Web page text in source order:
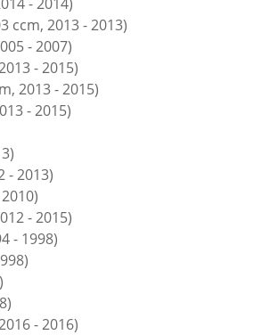
ccm, 2013 - 2013)
- 2007)
- 2015)
2013 - 2015)
- 2015)
- 2013)
- 2015)
- 1998)
- 2016)